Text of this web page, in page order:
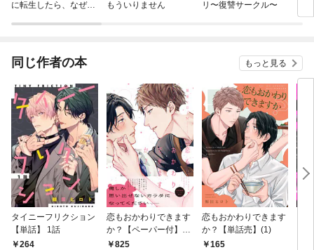
に転生したら、なぜか
もういりません
リ〜復讐サークル〜
今
同じ作者の本 もっと見る
タイニーフリクション
【単話】 1話
264
恋もおかわりできます
か？【ペーパー付】
【電子限定ペーパー
825
恋もおかわりできます
か？【単話売】(1)
165